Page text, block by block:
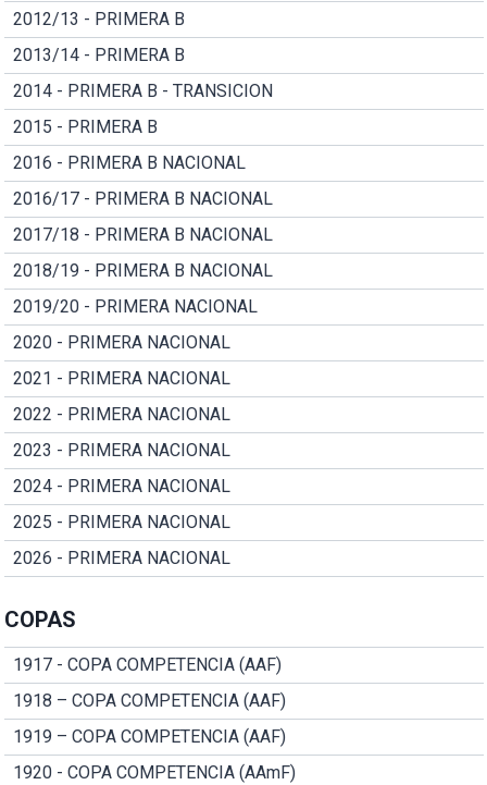
2012/13 - PRIMERA B
2013/14 - PRIMERA B
2014 - PRIMERA B - TRANSICION
2015 - PRIMERA B
2016 - PRIMERA B NACIONAL
2016/17 - PRIMERA B NACIONAL
2017/18 - PRIMERA B NACIONAL
2018/19 - PRIMERA B NACIONAL
2019/20 - PRIMERA NACIONAL
2020 - PRIMERA NACIONAL
2021 - PRIMERA NACIONAL
2022 - PRIMERA NACIONAL
2023 - PRIMERA NACIONAL
2024 - PRIMERA NACIONAL
2025 - PRIMERA NACIONAL
2026 - PRIMERA NACIONAL
COPAS
1917 - COPA COMPETENCIA (AAF)
1918 – COPA COMPETENCIA (AAF)
1919 – COPA COMPETENCIA (AAF)
1920 - COPA COMPETENCIA (AAmF)